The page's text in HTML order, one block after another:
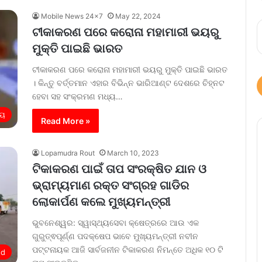
Mobile News 24x7 May 22, 2024
ଟୀକାକରଣ ପରେ କରୋନା ମହାମାରୀ ଭୟରୁ
ମୁକ୍ତି ପାଇଛି ଭାରତ
ଟୀକାକରଣ ପରେ କରୋନା ମହାମାରୀ ଭୟରୁ ମୁକ୍ତି ପାଇଛି ଭାରତ
। କିନ୍ତୁ ବର୍ତ୍ତମାନ ଏହାର ବିଭିନ୍ନ ଭାରିଆଣ୍ଟ ଦେଶରେ ଚିହ୍ନଟ
ହେବା ସହ ସଂକ୍ରମଣ ମଧ୍ୟ…
Read More »
Lopamudra Rout March 10, 2023
ଟିକାକରଣ ପାଇଁ ତାପ ସଂରକ୍ଷିତ ଯାନ ଓ
ଭ୍ରାମ୍ୟମାଣ ରକ୍ତ ସଂଗ୍ରହ ଗାଡିର
ଲୋକାର୍ପଣ କଲେ ମୁଖ୍ୟମନ୍ତ୍ରୀ
ଭୁବନେଶ୍ୱର: ସ୍ୱାସ୍ଥ୍ୟସେବା କ୍ଷେତ୍ରରେ ଆଉ ଏକ
ଗୁରୁତ୍ଵପୂର୍ଣ୍ଣ ପଦକ୍ଷେପ ଭାବେ ମୁଖ୍ୟମନ୍ତ୍ରୀ ନବୀନ
ପଟ୍ଟନାୟକ ଆଜି ସାର୍ବଜନୀନ ଟିକାକରଣ ନିମନ୍ତେ ଅଧିକ ୧୦ ଟି